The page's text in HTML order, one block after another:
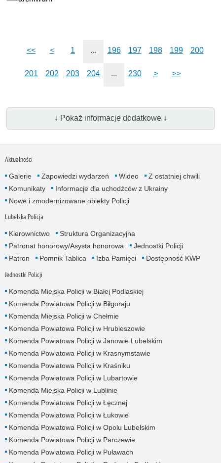
<< < 1 ... 196 197 198 199 200
201 202 203 204 ... 230 > >>
↓ Pokaż informacje dodatkowe ↓
Aktualności
Galerie Zapowiedzi wydarzeń Wideo
Z ostatniej chwili
Komunikaty
Informacje dla uchodźców z Ukrainy
Nowe i zmodernizowane obiekty Policji
Lubelska Policja
Kierownictwo
Struktura Organizacyjna
Patronat honorowy/Asysta honorowa
Jednostki Policji
Patron
Pomnik Tablica Izba Pamięci Dostępność KWP
Jednostki Policji
Komenda Miejska Policji w Białej Podlaskiej
Komenda Powiatowa Policji w Biłgoraju
Komenda Miejska Policji w Chełmie
Komenda Powiatowa Policji w Hrubieszowie
Komenda Powiatowa Policji w Janowie Lubelskim
Komenda Powiatowa Policji w Krasnymstawie
Komenda Powiatowa Policji w Kraśniku
Komenda Powiatowa Policji w Lubartowie
Komenda Miejska Policji w Lublinie
Komenda Powiatowa Policji w Łęcznej
Komenda Powiatowa Policji w Łukowie
Komenda Powiatowa Policji w Opolu Lubelskim
Komenda Powiatowa Policji w Parczewie
Komenda Powiatowa Policji w Puławach